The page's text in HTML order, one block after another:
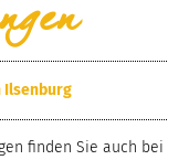
Ilsenburg
finden Sie auch bei